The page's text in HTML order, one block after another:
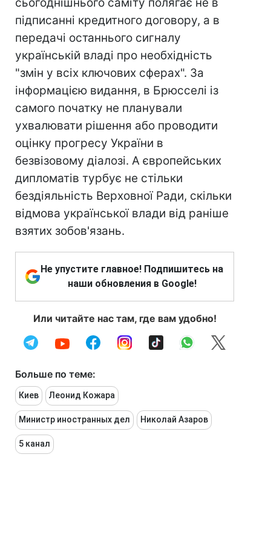
підписанні кредитного договору, а в
передачі останнього сигналу
українській владі про необхідність
"змін у всіх ключових сферах". За
інформацією видання, в Брюсселі із
самого початку не планували
ухвалювати рішення або проводити
оцінку прогресу України в
безвізовому діалозі. А європейських
дипломатів турбує не стільки
бездіяльність Верховної Ради, скільки
відмова української влади від раніше
взятих зобов'язань.
Не упустите главное! Подпишитесь на
наши обновления в Google!
Или читайте нас там, где вам удобно!
Больше по теме:
Киев Леонид Кожара
Министр иностранных дел Николай Азаров
5 канал